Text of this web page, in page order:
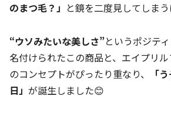
のまつ毛？」 と鏡を二度見してしまう
“ウソみたいな美しさ”というポジテ
名付けられたこの商品と、エイプリル
のコンセプトがぴったり重なり、
「
日」 が誕生しました😊